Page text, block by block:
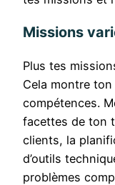
Missions
Plus tes
Cela montre
compétences.
facettes de ton
clients, la
d’outils
problèmes